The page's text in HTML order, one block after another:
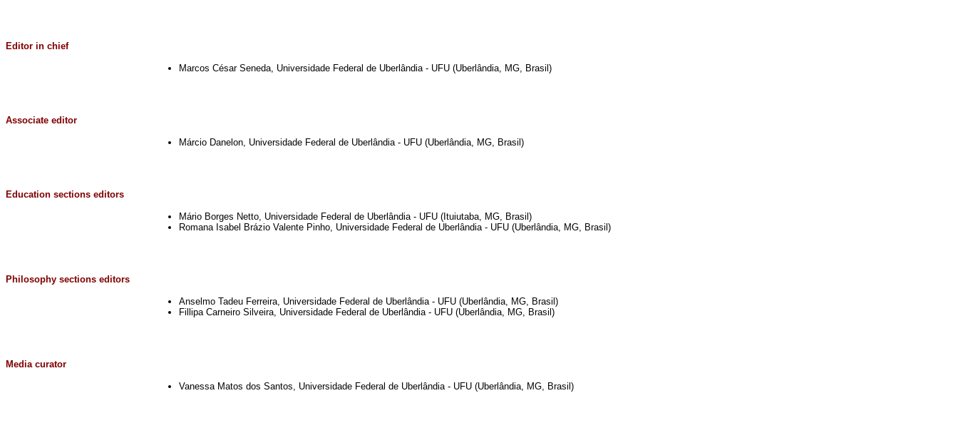
Editor in chief
Marcos César Seneda, Universidade Federal de Uberlândia - UFU (Uberlândia, MG, Brasil)
Associate editor
Márcio Danelon, Universidade Federal de Uberlândia - UFU (Uberlândia, MG, Brasil)
Education sections editors
Mário Borges Netto, Universidade Federal de Uberlândia - UFU (Ituiutaba, MG, Brasil)
Romana Isabel Brázio Valente Pinho, Universidade Federal de Uberlândia - UFU (Uberlândia, MG, Brasil)
Philosophy sections editors
Anselmo Tadeu Ferreira, Universidade Federal de Uberlândia - UFU (Uberlândia, MG, Brasil)
Fillipa Carneiro Silveira, Universidade Federal de Uberlândia - UFU (Uberlândia, MG, Brasil)
Media curator
Vanessa Matos dos Santos, Universidade Federal de Uberlândia - UFU (Uberlândia, MG, Brasil)